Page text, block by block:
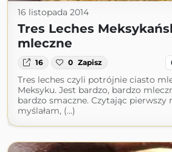
16 listopada 2014
Tres Leches
mleczne
16 0 Zapisz
Tres leches czyli potrójnie ciasto
Meksyku. Jest bardzo, bardzo
bardzo smaczne. Czytając pierwszy
myślałam, (...)